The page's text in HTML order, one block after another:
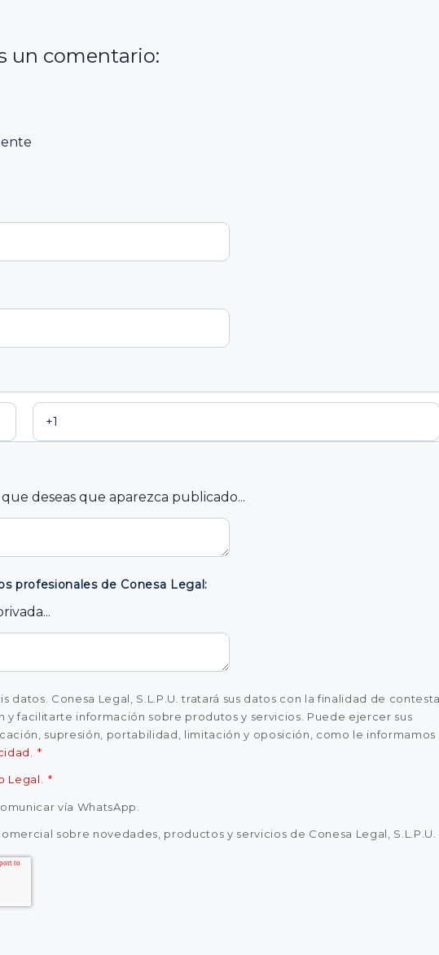
deseas que aparezca publicado...
profesionales de Conesa Legal:
datos. Conesa Legal, S.L.P.U. tratará sus datos con la finalidad de
y facilitarte información sobre produtos y servicios. Puede ejercer sus
supresión, portabilidad, limitación y oposición, como le informamos
*
Legal *
vía WhatsApp.
sobre novedades, productos y servicios de Conesa Legal, S.L.P.U.